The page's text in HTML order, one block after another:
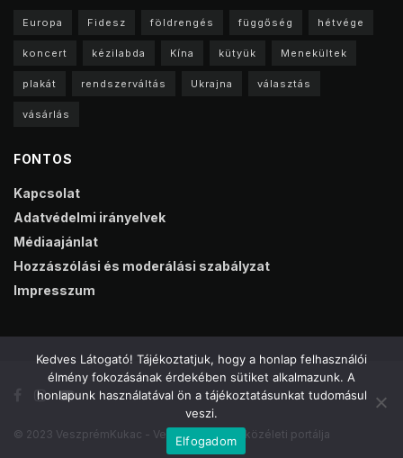
Europa Fidesz földrengés függőség hétvége
koncert kézilabda Kína kütyük Menekültek
plakát rendszerváltás Ukrajna választás
vásárlás
FONTOS
Kapcsolat
Adatvédelmi irányelvek
Médiaajánlat
Hozzászólási és moderálási szabályzat
Impresszum
© 2023 VeszprémKukac - Veszprém online közéleti portálja
Kedves Látogató! Tájékoztatjuk, hogy a honlap felhasználói
élmény fokozásának érdekében sütiket alkalmazunk. A
honlapunk használatával ön a tájékoztatásunkat tudomásul
veszi.
Elfogadom